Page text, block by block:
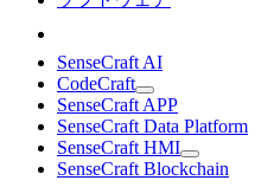
SenseCraft AI
CodeCraft
SenseCraft APP
SenseCraft Data Platform
SenseCraft HMI
SenseCraft Blockchain